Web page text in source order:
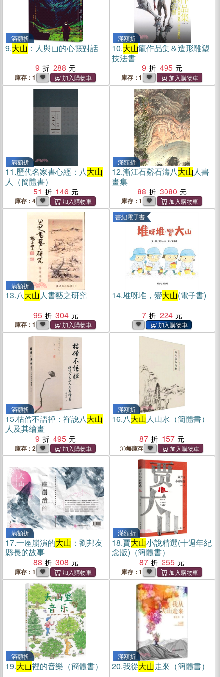
滿額折
9.大山 ：人與山的心靈對話
9
288
庫存：1
滿額折
10.大山龍作品集＆造形雕塑
技法書
9
495
庫存：1
滿額折
11.歷代名家書心經：八大山
人（簡體書）
51
146
庫存：4
滿額折
12.漸江石谿石濤八大山人書
畫集
88
3080
庫存：1
滿額折
13.八大山人書藝之研究
95
304
庫存：1
書紐電子書
14.堆呀堆，變大山(電子書)
7
224
滿額折
15.枯僧不語禪：禪說八大山
人及其繪畫
9
495
庫存：2
滿額折
16.八大山人山水（簡體書）
87
157
無庫存
滿額折
17.一座崩潰的大山 ：劉邦友
縣長的故事
88
308
庫存：1
滿額折
18.賈大山小說精選(十週年紀
念版)（簡體書）
87
355
庫存：1
滿額折
19.大山裡的音樂（簡體書）
滿額折
20.我從大山走來（簡體書）